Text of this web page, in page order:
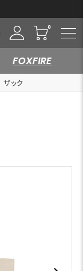
FOXFIRE
ザック